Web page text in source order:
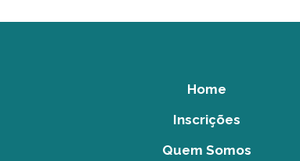
Home
Inscrições
Quem Somos